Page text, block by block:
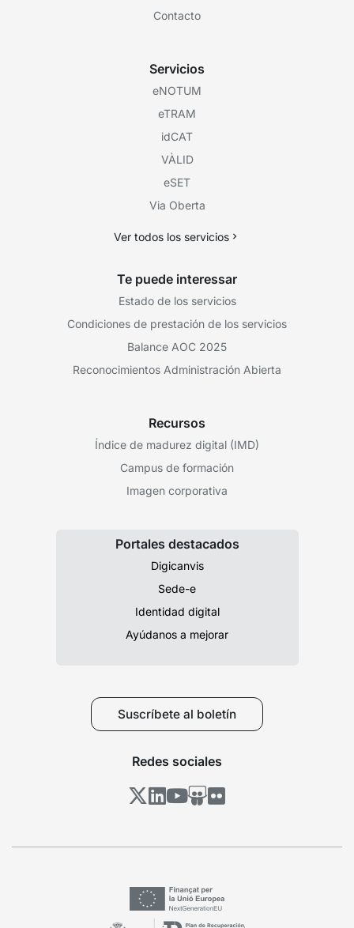
Contacto
Servicios
eNOTUM
eTRAM
idCAT
VÀLID
eSET
Via Oberta
Ver todos los servicios
Te puede interessar
Estado de los servicios
Condiciones de prestación de los servicios
Balance AOC 2025
Reconocimientos Administración Abierta
Recursos
Índice de madurez digital (IMD)
Campus de formación
Imagen corporativa
Portales destacados
Digicanvis
Sede-e
Identidad digital
Ayúdanos a mejorar
Suscríbete al boletín
Redes sociales